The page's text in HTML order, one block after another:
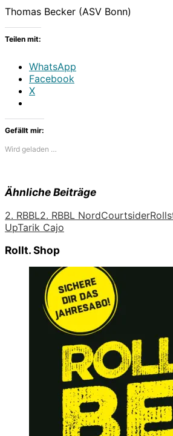
Thomas Becker (ASV Bonn)
Teilen mit:
WhatsApp
Facebook
X
Gefällt mir:
Wird geladen …
Ähnliche Beiträge
2. RBBL2. RBBL NordCourtsider
UpTarik Cajo
Rollt. Shop